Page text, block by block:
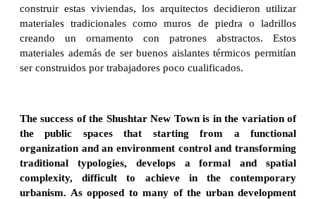
construir estas viviendas, los arquitectos decidieron utilizar
materiales tradicionales como muros de piedra o ladrillos
creando un ornamento con patrones abstractos. Estos
materiales además de ser buenos aislantes térmicos permitían
ser construidos por trabajadores poco cualificados.
The success of the Shushtar New Town is in the variation of
the public spaces that starting from a functional
organization and an environment control and transforming
traditional typologies, develops a formal and spatial
complexity, difficult to achieve in the contemporary
urbanism. As opposed to many of the urban development